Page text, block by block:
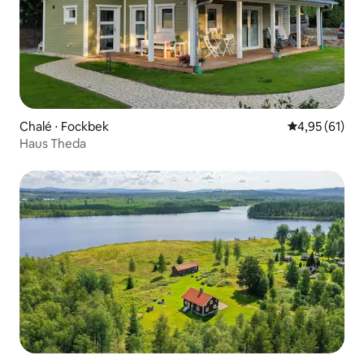
Chalé ⋅ Fockbek 4,95 de uma
4,95 (61)
Haus Theda